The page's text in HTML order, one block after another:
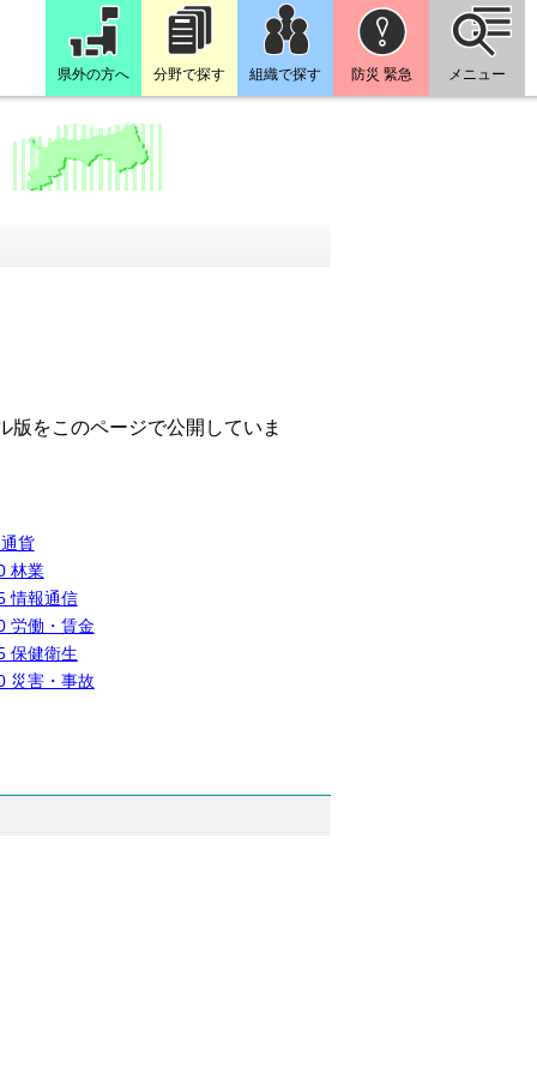
県外の方へ 分野で探す 組織で探す 防災 緊急 メニュー
版をこのページで公開していま
貨
林業
情報通信
労働・賃金
保健衛生
災害・事故